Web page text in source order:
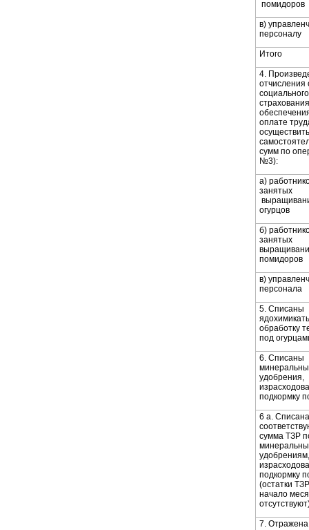
помидоров
в)
персоналу
Итого
4.
отчисления
социального
оплате
осуществить
сумм по
№3):
а)
занятых
огурцов
б)
занятых
помидоров
в)
персонала
5. Списаны
обработку
под
6. Списаны
удобрения,
подкормку
6 а. Списана
сумма ТЗР
удобрениям,
подкормку
(остатки
начало
7. Отражена